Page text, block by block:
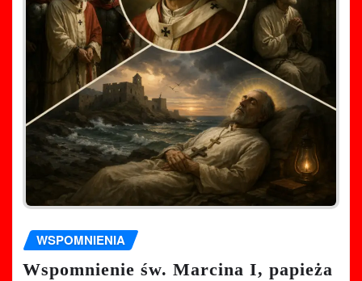
WSPOMNIENIA
Wspomnienie św. Marcina I, papieża